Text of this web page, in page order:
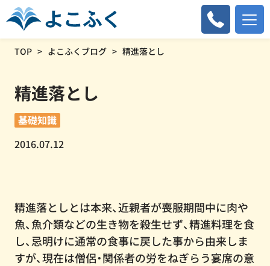
TOP よこふくブログ 精進落とし
精進落とし
基礎知識
2016.07.12
精進落としとは本来、近親者が喪服期間中に肉や
魚、魚介類などの生き物を殺生せず、精進料理を食
し、忌明けに通常の食事に戻した事から由来しま
すが、現在は僧侶・関係者の労をねぎらう宴席の意